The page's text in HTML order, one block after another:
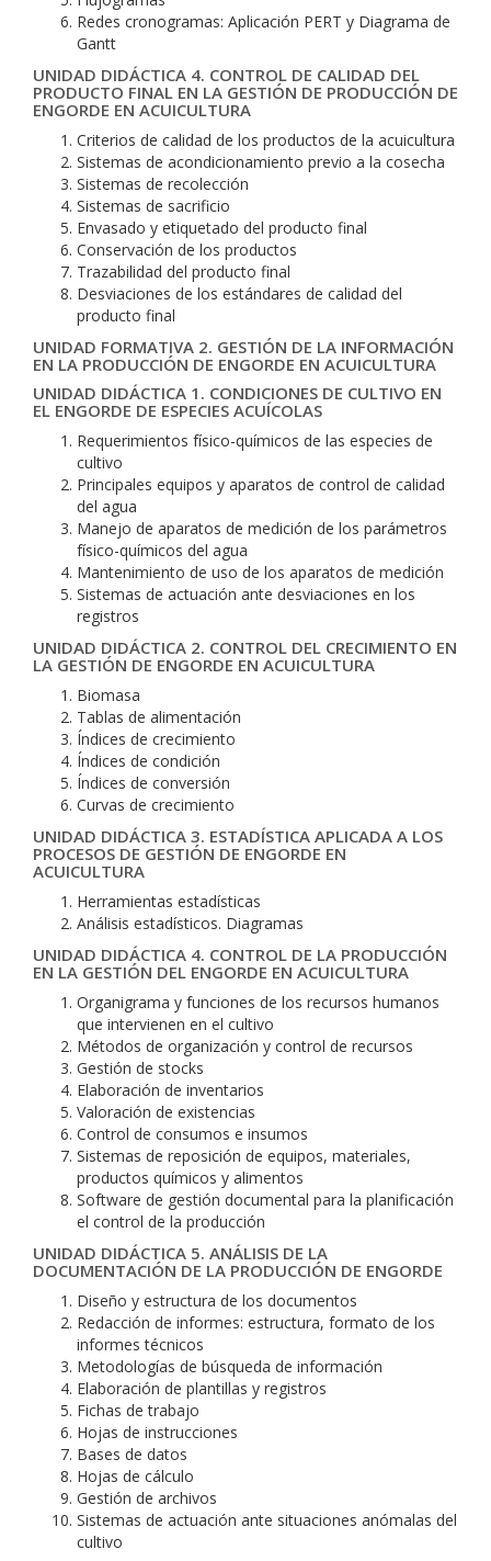
Redes cronogramas: Aplicación PERT y Diagrama de
Gantt
UNIDAD DIDÁCTICA 4. CONTROL DE CALIDAD DEL
PRODUCTO FINAL EN LA GESTIÓN DE PRODUCCIÓN DE
ENGORDE EN ACUICULTURA
Criterios de calidad de los productos de la acuicultura
Sistemas de acondicionamiento previo a la cosecha
Sistemas de recolección
Sistemas de sacrificio
Envasado y etiquetado del producto final
Conservación de los productos
Trazabilidad del producto final
Desviaciones de los estándares de calidad del
producto final
UNIDAD FORMATIVA 2. GESTIÓN DE LA INFORMACIÓN
EN LA PRODUCCIÓN DE ENGORDE EN ACUICULTURA
UNIDAD DIDÁCTICA 1. CONDICIONES DE CULTIVO EN
EL ENGORDE DE ESPECIES ACUÍCOLAS
Requerimientos físico-químicos de las especies de
cultivo
Principales equipos y aparatos de control de calidad
del agua
Manejo de aparatos de medición de los parámetros
físico-químicos del agua
Mantenimiento de uso de los aparatos de medición
Sistemas de actuación ante desviaciones en los
registros
UNIDAD DIDÁCTICA 2. CONTROL DEL CRECIMIENTO EN
LA GESTIÓN DE ENGORDE EN ACUICULTURA
Biomasa
Tablas de alimentación
Índices de crecimiento
Índices de condición
Índices de conversión
Curvas de crecimiento
UNIDAD DIDÁCTICA 3. ESTADÍSTICA APLICADA A LOS
PROCESOS DE GESTIÓN DE ENGORDE EN
ACUICULTURA
Herramientas estadísticas
Análisis estadísticos. Diagramas
UNIDAD DIDÁCTICA 4. CONTROL DE LA PRODUCCIÓN
EN LA GESTIÓN DEL ENGORDE EN ACUICULTURA
Organigrama y funciones de los recursos humanos
que intervienen en el cultivo
Métodos de organización y control de recursos
Gestión de stocks
Elaboración de inventarios
Valoración de existencias
Control de consumos e insumos
Sistemas de reposición de equipos, materiales,
productos químicos y alimentos
Software de gestión documental para la planificación
el control de la producción
UNIDAD DIDÁCTICA 5. ANÁLISIS DE LA
DOCUMENTACIÓN DE LA PRODUCCIÓN DE ENGORDE
Diseño y estructura de los documentos
Redacción de informes: estructura, formato de los
informes técnicos
Metodologías de búsqueda de información
Elaboración de plantillas y registros
Fichas de trabajo
Hojas de instrucciones
Bases de datos
Hojas de cálculo
Gestión de archivos
Sistemas de actuación ante situaciones anómalas del
cultivo